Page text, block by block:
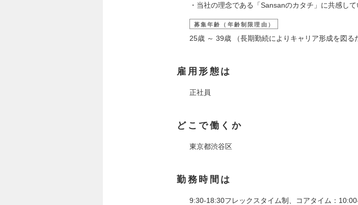
・当社の理念である「Sansanのカタチ」に共感し
募集年齢（年齢制限理由）
25歳 ～ 39歳 （長期勤続によりキャリア形成を図る
雇用形態は
正社員
どこで働くか
東京都渋谷区
勤務時間は
9:30-18:30フレックスタイム制、コアタイム：